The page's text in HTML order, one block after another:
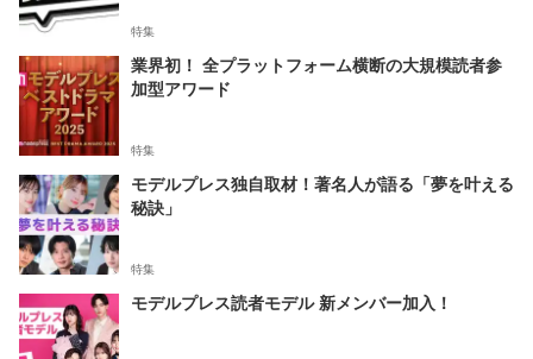
特集
業界初！ 全プラットフォーム横断の大規模読者参
加型アワード
特集
モデルプレス独自取材！著名人が語る「夢を叶える
秘訣」
特集
モデルプレス読者モデル 新メンバー加入！